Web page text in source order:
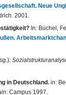
Neue
2001.
In: Büchel,
in Deutschland. in:
Campus 1997.